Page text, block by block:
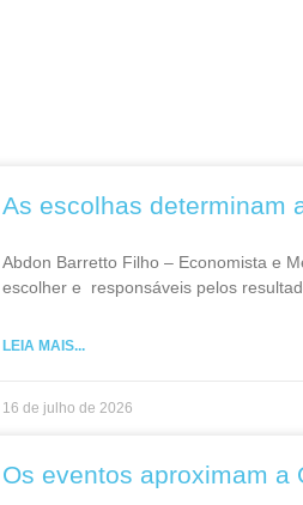
As escolhas determinam
Abdon Barretto Filho – Economista e
escolher e responsáveis pelos
LEIA MAIS...
16 de julho de 2026
Os eventos aproximam a